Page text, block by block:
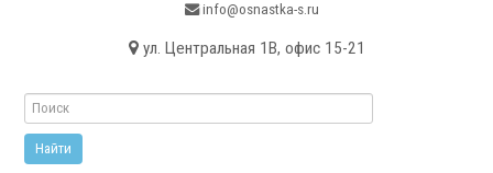
info@osnastka-s.ru
ул. Центральная 1В, офис 15-21
Токарные станки
Токарные станки с ЧПУ